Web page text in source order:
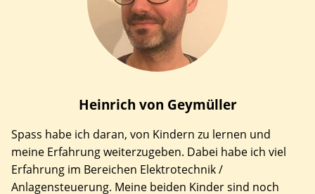
Heinrich von Geymüller
Spass habe ich daran, von Kindern zu lernen und
meine Erfahrung weiterzugeben. Dabei habe ich viel
Erfahrung im Bereichen Elektrotechnik /
Anlagensteuerung. Meine beiden Kinder sind noch